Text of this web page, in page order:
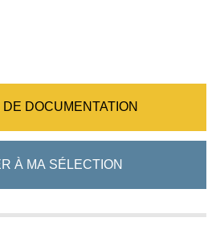
DOCUMENTATION
À MA SÉLECTION